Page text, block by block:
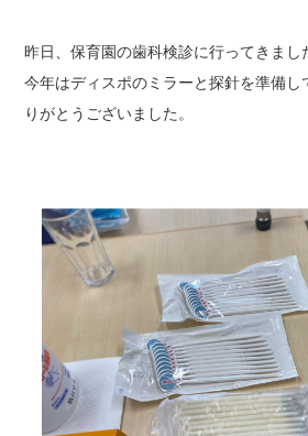
昨日、保育園の歯科検診に行ってきまし
今年はディスポのミラーと探針を準備し
りがとうございました。